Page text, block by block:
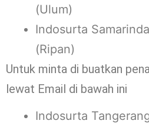
(Ulum)
Indosurta
(Ripan)
Untuk minta di buatkan
lewat Email di bawah ini
Indosurta